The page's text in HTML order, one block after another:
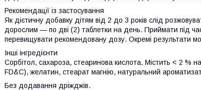
Рекомендації із застосування
Як дієтичну добавку дітям від 2 до 3 років слід
дорослим — по дві (2) таблетки на день. Приймати під
перевищувати рекомендовану дозу. Окремі результати
Інші інгредієнти
Сорбітол, сахароза, стеаринова кислота. Містить < 2 %
FD&C), желатин, стеарат магнію, натуральний
Без додавання дріжджів.